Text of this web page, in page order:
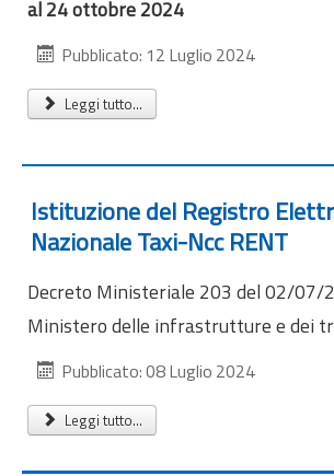
al 24 ottobre 2024
Pubblicato: 12 Luglio 2024
Leggi tutto...
Istituzione del Registro
Nazionale Taxi-Ncc RENT
Decreto Ministeriale 203 del 02/07/
Ministero delle infrastrutture e dei
Pubblicato: 08 Luglio 2024
Leggi tutto...